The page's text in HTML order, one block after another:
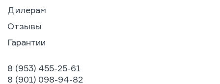
Дилерам
Отзывы
Гарантии
8 (953) 455-25-61
8 (901) 098-94-82